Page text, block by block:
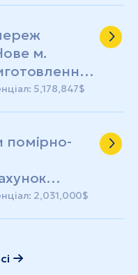
м.
5,178,847$
помірно-
№352,031,000$